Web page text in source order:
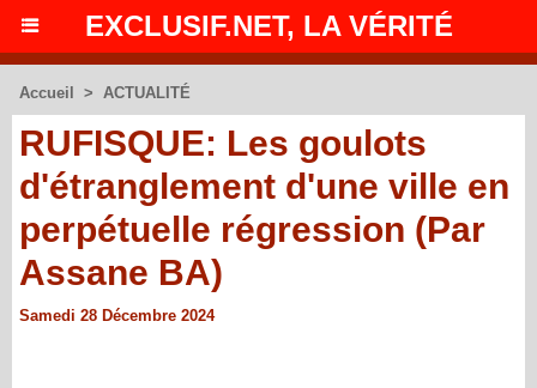
EXCLUSIF.NET, LA VÉRITÉ
Accueil > ACTUALITÉ
RUFISQUE: Les goulots
d'étranglement d'une ville en
perpétuelle régression (Par
Assane BA)
Samedi 28 Décembre 2024